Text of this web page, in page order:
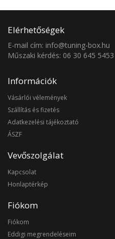
Elérhetőségek
E-mail cím: info@tuning-box.hu
Műszaki kérdés: 06 30 645 5453
Információk
Vásárlói vélemények
Szállítás és fizetés
Adatkezelési tájékoztató
ÁSZF
Vevőszolgálat
Kapcsolat
Honlaptérkép
Fiókom
Fiókom
Eddigi megrendeléseim